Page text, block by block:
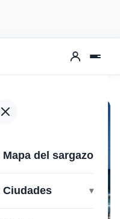
Mapa del sargazo
Ciudades